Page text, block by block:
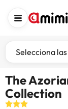
Selecciona
The
Collection